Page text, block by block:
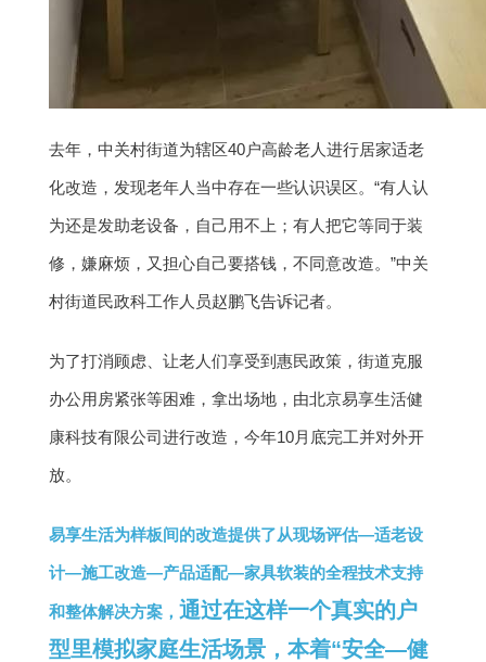
去年，中关村街道为辖区40户高龄老人进行居家适老
化改造，发现老年人当中存在一些认识误区。“有人认
为还是发助老设备，自己用不上；有人把它等同于装
修，嫌麻烦，又担心自己要搭钱，不同意改造。”中关
村街道民政科工作人员赵鹏飞告诉记者。
为了打消顾虑、让老人们享受到惠民政策，街道克服
办公用房紧张等困难，拿出场地，由北京易享生活健
康科技有限公司进行改造， 今年10月底完工并对外开
放。
易享生活为样板间的改造提供了从现场评估—适老设
计—施工改造—产品适配—家具软装的全程技术支持
和整体解决方案， 通过在这样一个真实的户
型里模拟家庭生活场景，本着“安全—健